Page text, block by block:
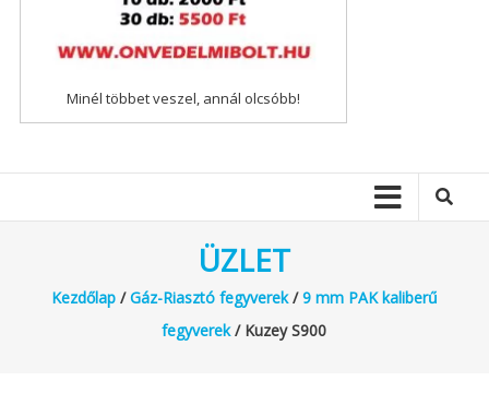
Minél többet veszel, annál olcsóbb!
ÜZLET
Kezdőlap/Gáz-Riasztó fegyverek/9 mm PAK kaliberű
fegyverek/ Kuzey S900